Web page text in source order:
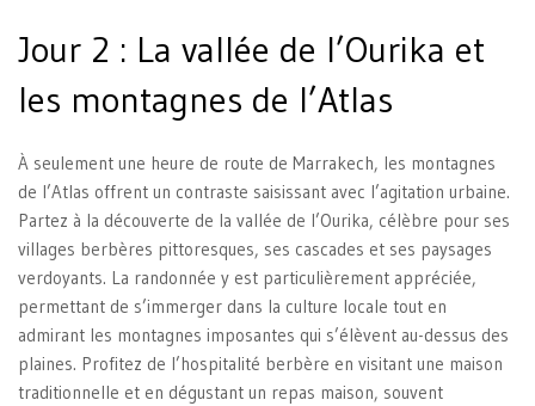
Jour 2 : La vallée de l’Ourika et
les montagnes de l’Atlas
À seulement une heure de route de Marrakech, les montagnes
de l’Atlas offrent un contraste saisissant avec l’agitation urbaine.
Partez à la découverte de la vallée de l’Ourika, célèbre pour ses
villages berbères pittoresques, ses cascades et ses paysages
verdoyants. La randonnée y est particulièrement appréciée,
permettant de s’immerger dans la culture locale tout en
admirant les montagnes imposantes qui s’élèvent au-dessus des
plaines. Profitez de l’hospitalité berbère en visitant une maison
traditionnelle et en dégustant un repas maison, souvent